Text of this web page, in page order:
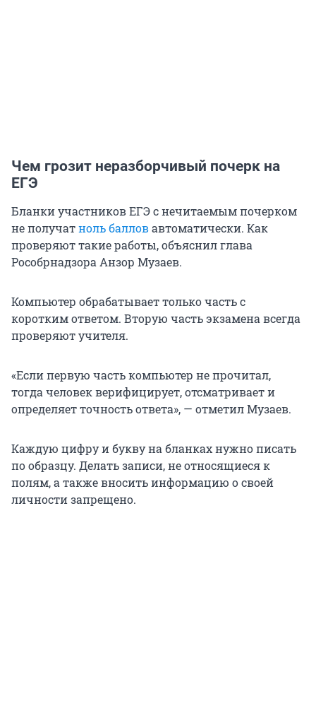
Чем грозит неразборчивый почерк на
ЕГЭ
Бланки участников ЕГЭ с нечитаемым почерком
не получатноль балловавтоматически. Как
проверяют такие работы, объяснил глава
Рособрнадзора Анзор Музаев.
Компьютер обрабатывает только часть с
коротким ответом. Вторую часть экзамена всегда
проверяют учителя.
«Если первую часть компьютер не прочитал,
тогда человек верифицирует, отсматривает и
определяет точность ответа», — отметил Музаев.
Каждую цифру и букву на бланках нужно писать
по образцу. Делать записи, не относящиеся к
полям, а также вносить информацию о своей
личности запрещено.